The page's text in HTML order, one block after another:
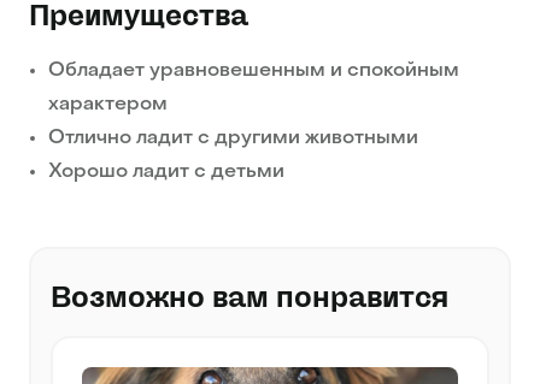
Преимущества
Обладает уравновешенным и спокойным
характером
Отлично ладит с другими животными
Хорошо ладит с детьми
Возможно вам понравится